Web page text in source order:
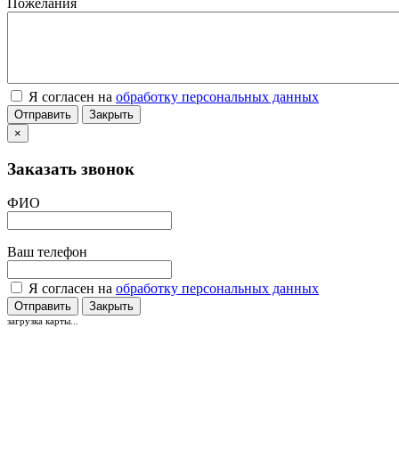
Я согласен на обработку персональных данных
Отправить
Закрыть
×
Заказать звонок
ФИО
Ваш телефон
Я согласен на обработку персональных данных
Отправить Закрыть
загрузка карты...